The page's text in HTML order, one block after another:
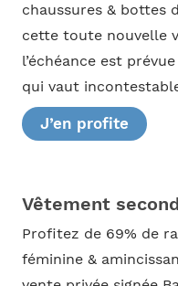
chaussures & bottes
cette toute nouvelle
l’échéance est
qui vaut
J’en profite
Vêtement
Profitez de 69% de
féminine &